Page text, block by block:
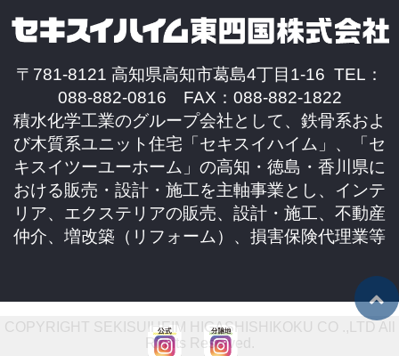
〒781-8121 高知県高知市葛島4丁目1-16 TEL：
088-882-0816 FAX：088-882-1822
積水化学工業のグループ会社として、鉄骨系およ
び木質系ユニット住宅「セキスイハイム」、「セ
キスイツーユーホーム」の高知・徳島・香川県に
おける販売・設計・施工を主軸事業とし、インテ
リア、エクステリアの販売、設計・施工、不動産
仲介、増改築（リフォーム）、損害保険代理業等
COPYRIGHT SEKISUIHEIM HIGASHISHIKOKU CO .,LTD All
Rights Reserved.